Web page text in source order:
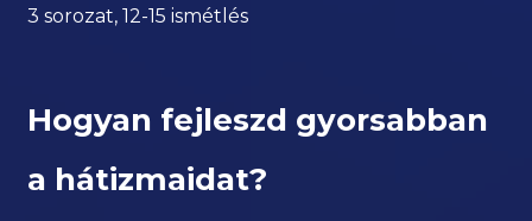
3 sorozat, 12-15 ismétlés
Hogyan fejleszd gyorsabban
a hátizmaidat?